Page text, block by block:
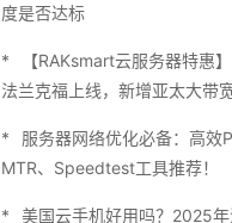
度是否达标
【RAKsmart云服务器特惠
法兰克福上线，新增亚太大带宽
服务器网络优化必备：高效
MTR、Speedtest工具推荐！
美国云手机好用吗？2025